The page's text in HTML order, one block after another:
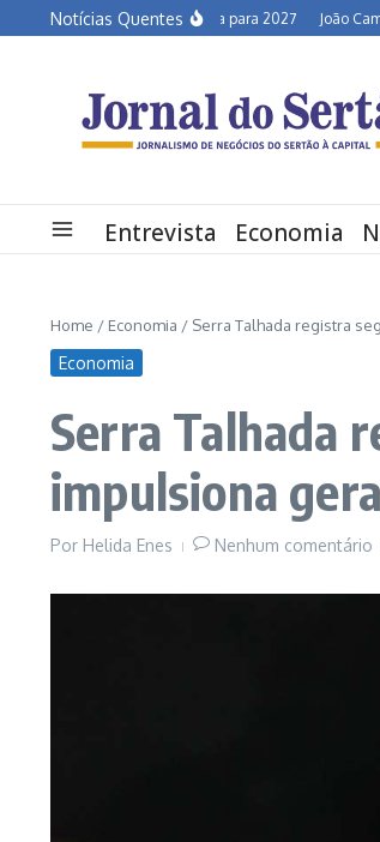
Ir para o conteúdo
Notícias Quentes
Semiárido em alerta para 2027 João Campos
Entrevista Economia
Home / Economia / Serra Talhada registra
Economia
Serra Talhada
impulsiona
Por Helida Enes Nenhum comentário